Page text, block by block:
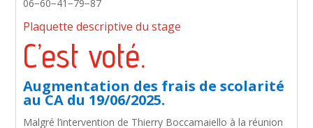
06−60−41−79−87
Plaquette descriptive du stage
C’est voté.
Augmentation des frais de scolarité
au CA du 19/06/2025.
Malgré l’intervention de Thierry Boccamaiello à la réunion